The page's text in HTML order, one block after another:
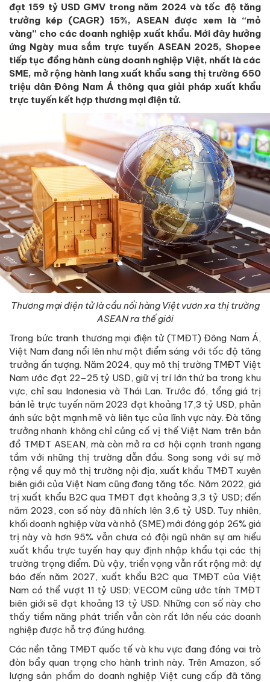
đạt 159 tỷ USD GMV trong năm 2024 và tốc độ tăng
trưởng kép (CAGR) 15%, ASEAN được xem là “mỏ
vàng” cho các doanh nghiệp xuất khẩu. Mới đây hưởng
ứng Ngày mua sắm trực tuyến ASEAN 2025, Shopee
tiếp tục đồng hành cùng doanh nghiệp Việt, nhất là các
SME, mở rộng hành lang xuất khẩu sang thị trường 650
triệu dân Đông Nam Á thông qua giải pháp xuất khẩu
trực tuyến kết hợp thương mại điện tử.
Thương mại điện tử là cầu nối hàng Việt vươn xa thị trường
ASEAN ra thế giới
Trong bức tranh thương mại điện tử (TMĐT) Đông Nam Á,
Việt Nam đang nổi lên như một điểm sáng với tốc độ tăng
trưởng ấn tượng. Năm 2024, quy mô thị trường TMĐT Việt
Nam ước đạt 22–25 tỷ USD, giữ vị trí lớn thứ ba trong khu
vực, chỉ sau Indonesia và Thái Lan. Trước đó, tổng giá trị
bán lẻ trực tuyến năm 2023 đạt khoảng 17,3 tỷ USD, phản
ánh sức bật mạnh mẽ và liên tục của lĩnh vực này. Đà tăng
trưởng nhanh không chỉ củng cố vị thế Việt Nam trên bản
đồ TMĐT ASEAN, mà còn mở ra cơ hội cạnh tranh ngang
tầm với những thị trường dẫn đầu. Song song với sự mở
rộng về quy mô thị trường nội địa, xuất khẩu TMĐT xuyên
biên giới của Việt Nam cũng đang tăng tốc. Năm 2022, giá
trị xuất khẩu B2C qua TMĐT đạt khoảng 3,3 tỷ USD; đến
năm 2023, con số này đã nhích lên 3,6 tỷ USD. Tuy nhiên,
khối doanh nghiệp vừa và nhỏ (SME) mới đóng góp 26% giá
trị này và hơn 95% vẫn chưa có đội ngũ nhân sự am hiểu
xuất khẩu trực tuyến hay quy định nhập khẩu tại các thị
trường trọng điểm. Dù vậy, triển vọng vẫn rất rộng mở: dự
báo đến năm 2027, xuất khẩu B2C qua TMĐT của Việt
Nam có thể vượt 11 tỷ USD; VECOM cũng ước tính TMĐT
biên giới sẽ đạt khoảng 13 tỷ USD. Những con số này cho
thấy tiềm năng phát triển vẫn còn rất lớn nếu các doanh
nghiệp được hỗ trợ đúng hướng.
Các nền tảng TMĐT quốc tế và khu vực đang đóng vai trò
đòn bẩy quan trọng cho hành trình này. Trên Amazon, số
lượng sản phẩm do doanh nghiệp Việt cung cấp đã tăng